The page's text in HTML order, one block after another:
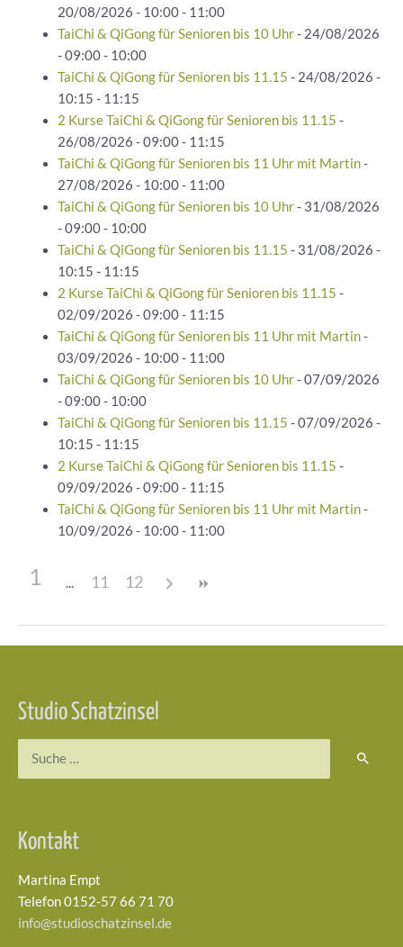
20/08/2026 - 10:00 - 11:00
TaiChi & QiGong für Senioren bis 10 Uhr- 24/08/2026
- 09:00 - 10:00
TaiChi & QiGong für Senioren bis 11.15 - 24/08/2026 -
10:15 - 11:15
2 Kurse TaiChi & QiGong für Senioren bis 11.15 -
26/08/2026 - 09:00 - 11:15
TaiChi & QiGong für Senioren bis 11 Uhr mit Martin-
27/08/2026 - 10:00 - 11:00
TaiChi & QiGong für Senioren bis 10 Uhr- 31/08/2026
- 09:00 - 10:00
TaiChi & QiGong für Senioren bis 11.15 - 31/08/2026 -
10:15 - 11:15
2 Kurse TaiChi & QiGong für Senioren bis 11.15 -
02/09/2026 - 09:00 - 11:15
TaiChi & QiGong für Senioren bis 11 Uhr mit Martin-
03/09/2026 - 10:00 - 11:00
TaiChi & QiGong für Senioren bis 10 Uhr- 07/09/2026
- 09:00 - 10:00
TaiChi & QiGong für Senioren bis 11.15 - 07/09/2026 -
10:15 - 11:15
2 Kurse TaiChi & QiGong für Senioren bis 11.15 -
09/09/2026 - 09:00 - 11:15
TaiChi & QiGong für Senioren bis 11 Uhr mit Martin-
10/09/2026 - 10:00 - 11:00
1 11 12
Studio Schatzinsel
Kontakt
Martina Empt
Telefon 0152-57 66 71 70
info@studioschatzinsel.de